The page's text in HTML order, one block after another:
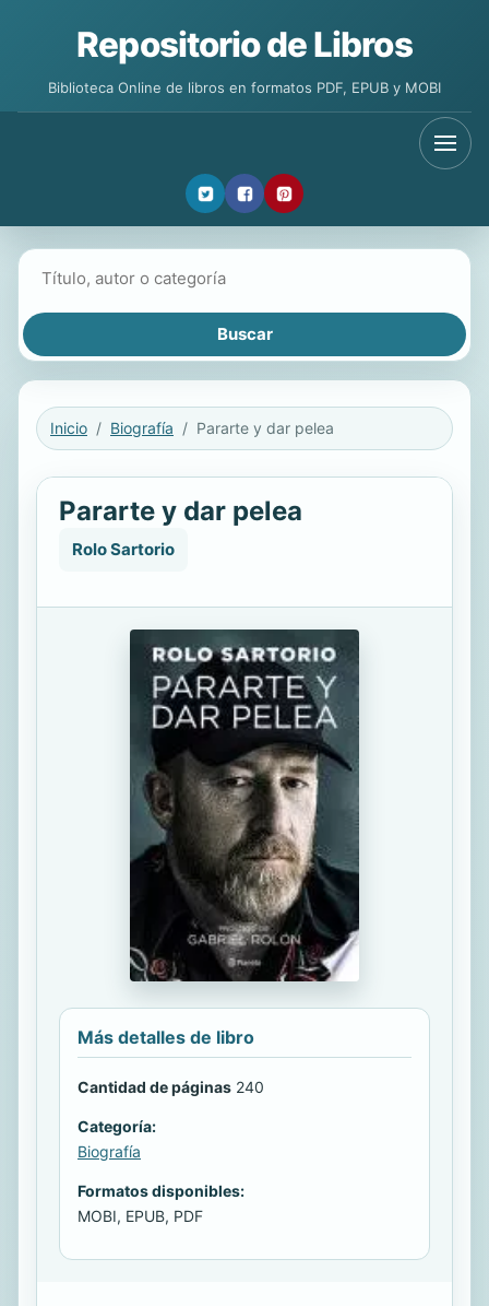
Repositorio de Libros
Biblioteca Online de libros en formatos PDF, EPUB y MOBI
Inicio Biografía Pararte y dar pelea
Pararte y dar pelea
Rolo Sartorio
Más detalles de libro
Cantidad de páginas 240
Categoría:
Biografía
Formatos disponibles:
MOBI, EPUB, PDF